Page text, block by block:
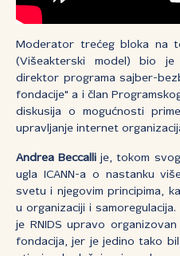
Moderator trećeg bloka na
(Višeakterski model) bio je
direktor programa sajber-
fondacije" a i član
diskusija o mogućnosti
upravljanje internet
Andrea Beccalli je, tokom
ugla ICANN-a o nastanku
svetu i njegovim principima,
u organizaciji i samoregulacija.
je RNIDS upravo
fondacija, jer je jedino tako